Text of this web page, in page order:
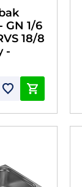
GN 1/6
18/8
-